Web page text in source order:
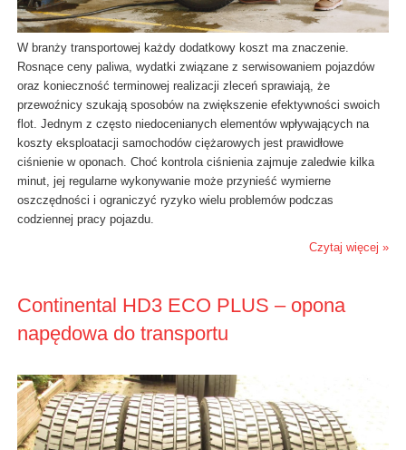
W branży transportowej każdy dodatkowy koszt ma znaczenie.
Rosnące ceny paliwa, wydatki związane z serwisowaniem pojazdów
oraz konieczność terminowej realizacji zleceń sprawiają, że
przewoźnicy szukają sposobów na zwiększenie efektywności swoich
flot. Jednym z często niedocenianych elementów wpływających na
koszty eksploatacji samochodów ciężarowych jest prawidłowe
ciśnienie w oponach. Choć kontrola ciśnienia zajmuje zaledwie kilka
minut, jej regularne wykonywanie może przynieść wymierne
oszczędności i ograniczyć ryzyko wielu problemów podczas
codziennej pracy pojazdu.
Czytaj więcej »
Continental HD3 ECO PLUS – opona
napędowa do transportu